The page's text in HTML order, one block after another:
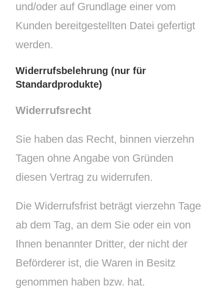
und/oder auf Grundlage einer vom
Kunden bereitgestellten Datei gefertigt
werden.
Widerrufsbelehrung (nur für
Standardprodukte)
Widerrufsrecht
Sie haben das Recht, binnen vierzehn
Tagen ohne Angabe von Gründen
diesen Vertrag zu widerrufen.
Die Widerrufsfrist beträgt vierzehn Tage
ab dem Tag, an dem Sie oder ein von
Ihnen benannter Dritter, der nicht der
Beförderer ist, die Waren in Besitz
genommen haben bzw. hat.